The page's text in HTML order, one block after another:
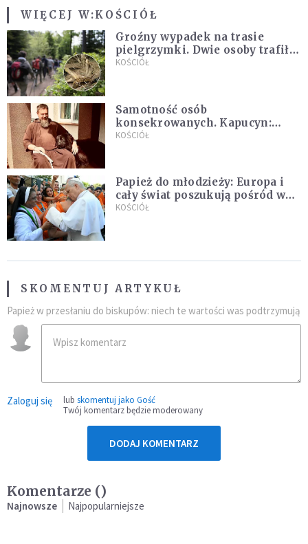
WIĘCEJ W:KOŚCIÓŁ
Groźny wypadek na trasie
pielgrzymki. Dwie osoby trafiły
do szpitala
KOŚCIÓŁ
Samotność osób
konsekrowanych. Kapucyn:
Życie w pojedynkę rzadko jest
KOŚCIÓŁ
Papież do młodzieży: Europa i
cały świat poszukują pośród was
nowych świętych
KOŚCIÓŁ
SKOMENTUJ ARTYKUŁ
Papież w przesłaniu do biskupów: niech te wartości was podtrzymują
Zaloguj się lub skomentuj jako Gość
Twój komentarz będzie moderowany
DODAJ KOMENTARZ
Komentarze ()
Najnowsze Najpopularniejsze